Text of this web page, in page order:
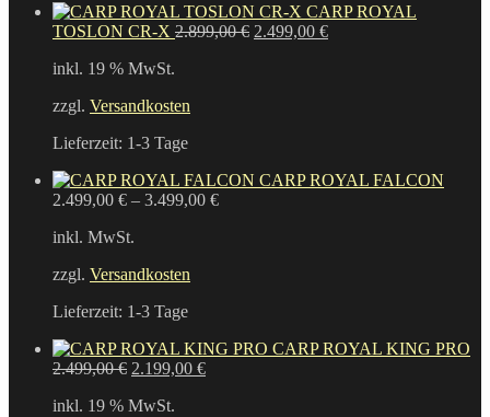
CARP ROYAL
TOSLON CR-X 2.899,00€ Ursprünglicher
2.499,00 €Aktueller
inkl. 19 % MwSt.
zzgl. Versandkosten
Lieferzeit: 1-3 Tage
CARP ROYAL FALCON
2.499,00 € – 3.499,00 €
inkl. MwSt.
zzgl. Versandkosten
Lieferzeit: 1-3 Tage
CARP ROYAL KING PRO
2.499,00€ Ursprünglicher
war:
2.199,00 €Aktueller
inkl. 19 % MwSt.